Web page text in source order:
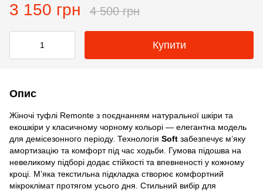
3 150 грн 4 500 грн
Купити
Опис
Жіночі туфлі Remonte з поєднанням натуральної шкіри та
екошкіри у класичному чорному кольорі — елегантна модель
для демісезонного періоду. Технологія Soft забезпечує м’яку
амортизацію та комфорт під час ходьби. Гумова підошва на
невеликому підборі додає стійкості та впевненості у кожному
кроці. М’яка текстильна підкладка створює комфортний
мікроклімат протягом усього дня. Стильний вибір для